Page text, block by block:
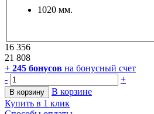
1020 мм.
16 356
21 808
+ 245 бонусов на бонусный счет
-
+
В корзину
В корзине
Купить в 1 клик